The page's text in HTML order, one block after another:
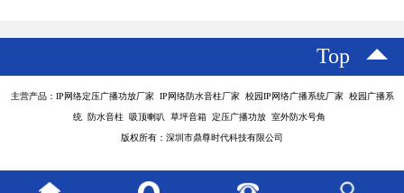
Top
主营产品：IP网络定压广播功放厂家 IP网络防水音柱厂家 校园IP网络广播系统厂家 校园广播系
统 防水音柱 吸顶喇叭 草坪音箱 定压广播功放 室外防水号角
版权所有：深圳市鼎尊时代科技有限公司